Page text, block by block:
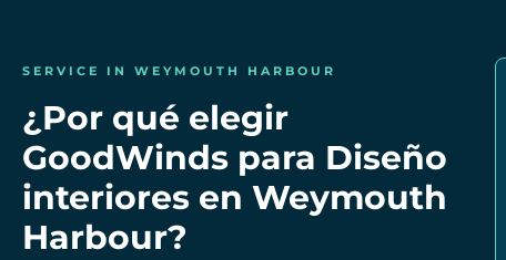
SERVICE IN WEYMOUTH HARBOUR
¿Por qué elegir
GoodWinds para Diseño
interiores en Weymouth
Harbour?